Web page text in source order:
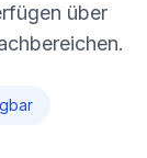
über